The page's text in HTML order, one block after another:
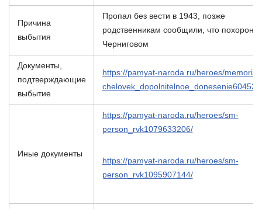
Причина
выбытия
Пропал без вести в 1943, позже
родственникам сообщили, что
Черниговом
Документы,
подтверждающие
выбытие
https://pamyat-naroda.ru/heroes/memorial-
Иные документы
https://pamyat-naroda.ru/heroes/sm-
person_rvk1079633206/
https://pamyat-naroda.ru/heroes/sm-
person_rvk1095907144/